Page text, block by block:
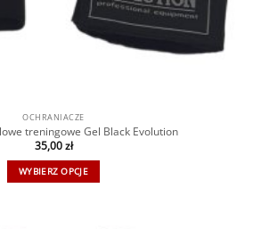
OCHRANIACZE
treningowe Gel Black Evolution
35,00zł
WYBIERZ OPCJE